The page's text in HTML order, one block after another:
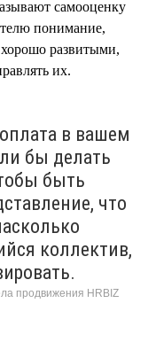
самооценку
понимание,
хорошо развитыми,
их.
в вашем
бы делать
быть
что
коллектив,
продвижения HRBIZ